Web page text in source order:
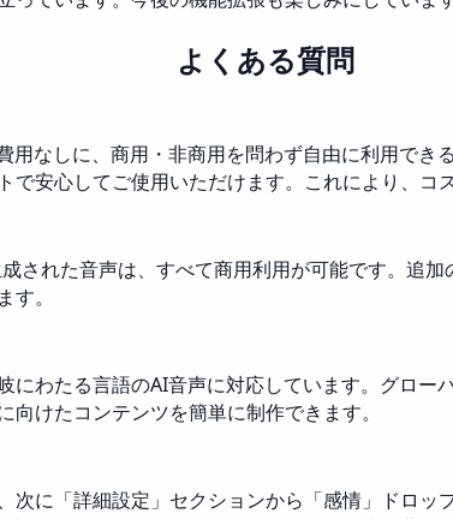
よくある質問
なしに、商用・非商用を問わず自由に利用で
安心してご使用いただけます。これにより、コ
された音声は、すべて商用利用が可能です。追
。
わたる言語のAI音声に対応しています。グロ
けたコンテンツを簡単に制作できます。
に「詳細設定」セクションから「感情」ドロ